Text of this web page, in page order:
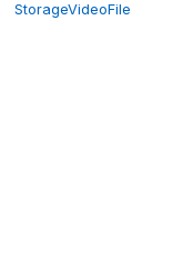
StorageVideoFile